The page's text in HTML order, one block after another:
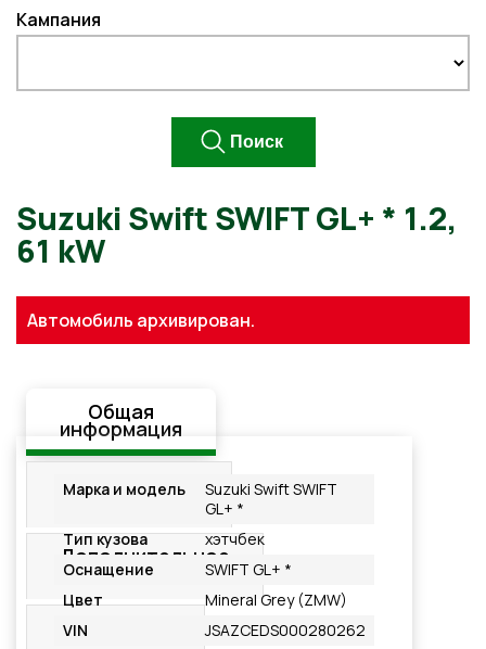
Кампания
Suzuki Swift SWIFT GL+ *
Автомобиль архивирован.
Общая
информация
Стандартная
комплектация
Дополнительное
оснащение
Подробнее
Марка и модель
Suzuki Swift SWIFT
GL+ *
Тип кузова
хэтчбек
Оснащение
SWIFT GL+ *
Цвет
Mineral Grey (ZMW)
VIN
JSAZCEDS000280262